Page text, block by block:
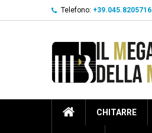
Telefono: +39.045.8205716
CHITARRE